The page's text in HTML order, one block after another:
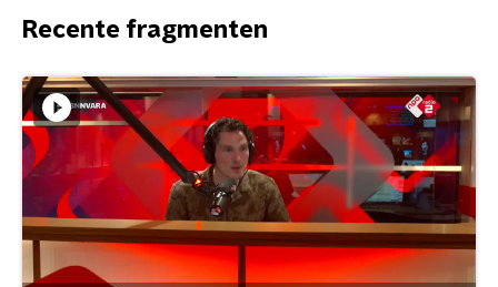
Recente fragmenten